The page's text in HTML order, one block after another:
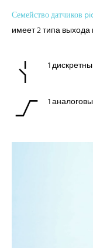
Семейство датчиков
имеет 2 типа
1
1